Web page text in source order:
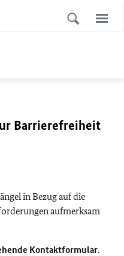
Barrierefreiheit
in Bezug auf die
aufmerksam
Kontaktformular.